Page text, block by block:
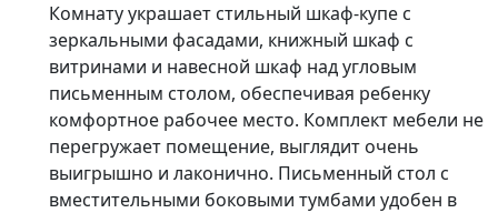
Комнату украшает стильный шкаф-купе с
зеркальными фасадами, книжный шкаф с
витринами и навесной шкаф над угловым
письменным столом, обеспечивая ребенку
комфортное рабочее место. Комплект мебели не
перегружает помещение, выглядит очень
выигрышно и лаконично. Письменный стол с
вместительными боковыми тумбами удобен в